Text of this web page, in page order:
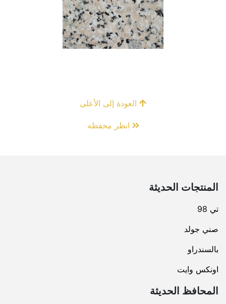
المنتجات الحديثة
تي 98
صني جولد
بالسندراو
اونكس وايت
المحافظ الحديثة